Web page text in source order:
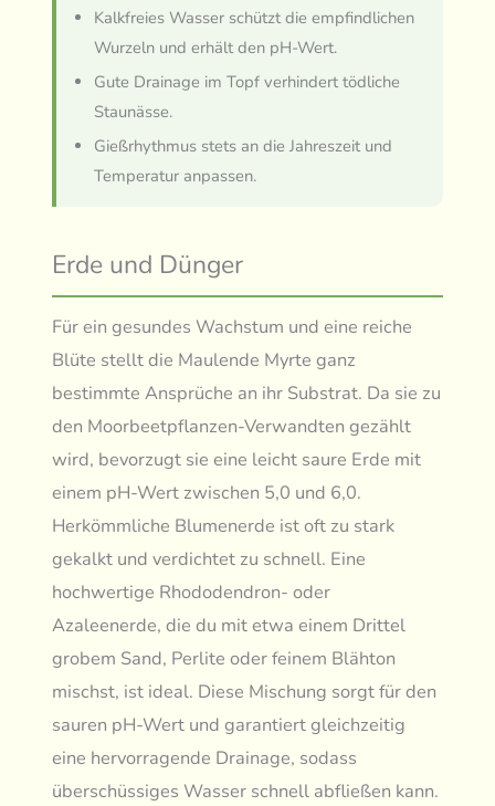
Kalkfreies Wasser schützt die empfindlichen
Wurzeln und erhält den pH-Wert.
Gute Drainage im Topf verhindert tödliche
Staunässe.
Gießrhythmus stets an die Jahreszeit und
Temperatur anpassen.
Erde und Dünger
Für ein gesundes Wachstum und eine reiche
Blüte stellt die Maulende Myrte ganz
bestimmte Ansprüche an ihr Substrat. Da sie zu
den Moorbeetpflanzen-Verwandten gezählt
wird, bevorzugt sie eine leicht saure Erde mit
einem pH-Wert zwischen 5,0 und 6,0.
Herkömmliche Blumenerde ist oft zu stark
gekalkt und verdichtet zu schnell. Eine
hochwertige Rhododendron- oder
Azaleenerde, die du mit etwa einem Drittel
grobem Sand, Perlite oder feinem Blähton
mischst, ist ideal. Diese Mischung sorgt für den
sauren pH-Wert und garantiert gleichzeitig
eine hervorragende Drainage, sodass
überschüssiges Wasser schnell abfließen kann.